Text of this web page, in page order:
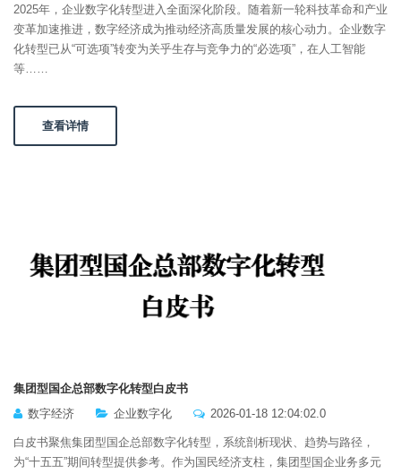
2025年，企业数字化转型进入全面深化阶段。随着新一轮科技革命和产业
变革加速推进，数字经济成为推动经济高质量发展的核心动力。企业数字
化转型已从“可选项”转变为关乎生存与竞争力的“必选项”，在人工智能
等……
查看详情
集团型国企总部数字化转型白皮书
数字经济
企业数字化 2026-01-18 12:04:02.0
白皮书聚焦集团型国企总部数字化转型，系统剖析现状、趋势与路径，
为“十五五”期间转型提供参考。作为国民经济支柱，集团型国企业务多元